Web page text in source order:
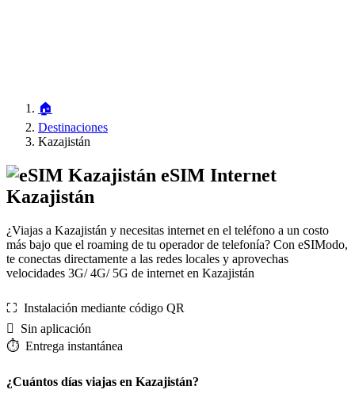
🏠
Destinaciones
Kazajistán
eSIM Internet
Kazajistán
¿Viajas a Kazajistán y necesitas internet en el teléfono a un costo
más bajo que el roaming de tu operador de telefonía? Con eSIModo,
te conectas directamente a las redes locales y aprovechas
velocidades 3G/ 4G/ 5G de internet en Kazajistán
⛶️️ Instalación mediante código QR
️ Sin aplicación
⏱️️ Entrega instantánea
¿Cuántos días viajas en Kazajistán?